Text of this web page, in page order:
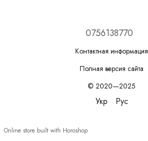
0756138770
Контактная информация
Полная версия сайта
© 2020—2025
Укр Рус
Online store built with Horoshop